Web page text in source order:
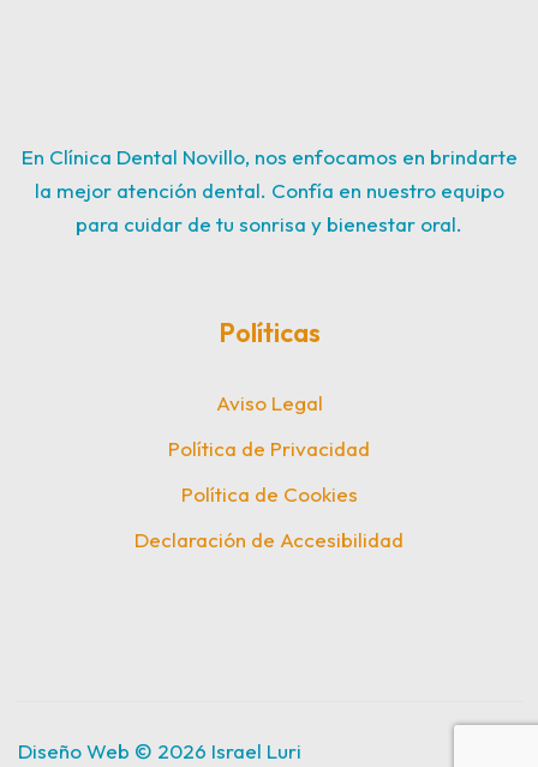
En Clínica Dental Novillo, nos enfocamos en brindarte
la mejor atención dental. Confía en nuestro equipo
para cuidar de tu sonrisa y bienestar oral.
Políticas
Aviso Legal
Política de Privacidad
Política de Cookies
Declaración de Accesibilidad
Diseño Web © 2026 Israel Luri